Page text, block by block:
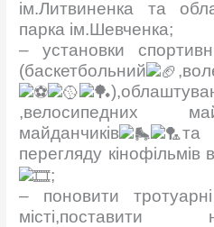
ім.Литвиненка та
парка ім.Шевченка;
– установки
(баскетбольний
,велосипедних
майданчиків
перегляду кінофільмів
;
– поновити
місті,поставити